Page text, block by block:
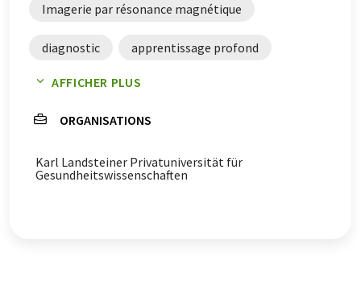
Imagerie par résonance magnétique
diagnostic apprentissage profond
analyse des données
tomographes à résonance magnétique
agents diagnostiques
AFFICHER PLUS
ORGANISATIONS
Karl Landsteiner Privatuniversität für
Gesundheitswissenschaften